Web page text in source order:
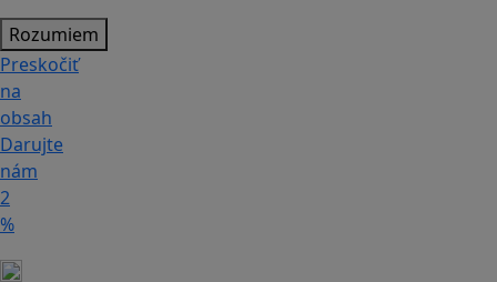
Rozumiem
Preskočiť
na
obsah
Darujte
nám
2
%